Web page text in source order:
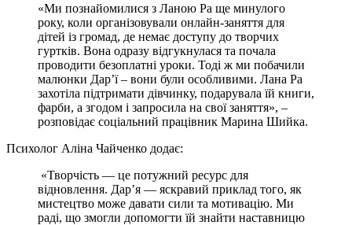
«Ми познайомилися з Ланою Ра ще минулого
року, коли організовували онлайн-заняття для
дітей із громад, де немає доступу до творчих
гуртків. Вона одразу відгукнулася та почала
проводити безоплатні уроки. Тоді ж ми побачили
малюнки Дар’ї – вони були особливими. Лана Ра
захотіла підтримати дівчинку, подарувала їй книги,
фарби, а згодом і запросила на свої заняття», –
розповідає соціальний працівник Марина Шийка.
Психолог Аліна Чайченко додає:
«Творчість — це потужний ресурс для
відновлення. Дар’я — яскравий приклад того, як
мистецтво може давати сили та мотивацію. Ми
раді, що змогли допомогти їй знайти наставницю